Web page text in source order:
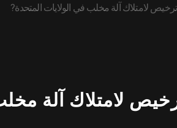
لامتلاك آلة مخلب في الولايات المتحدة?
لامتلاك آلة